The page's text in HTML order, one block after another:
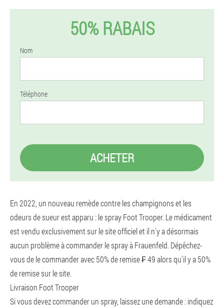
50% RABAIS
Nom
Téléphone
ACHETER
En 2022, un nouveau remède contre les champignons et les
odeurs de sueur est apparu : le spray Foot Trooper. Le médicament
est vendu exclusivement sur le site officiel et il n'y a désormais
aucun problème à commander le spray à Frauenfeld. Dépêchez-
vous de le commander avec 50% de remise ₣ 49 alors qu'il y a 50%
de remise sur le site.
Livraison Foot Trooper
Si vous devez commander un spray, laissez une demande : indiquez